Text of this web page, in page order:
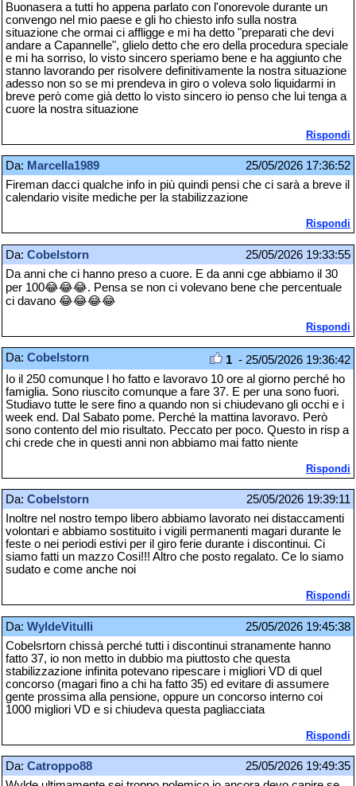
Buonasera a tutti ho appena parlato con l'onorevole durante un
convengo nel mio paese e gli ho chiesto info sulla nostra
situazione che ormai ci affligge e mi ha detto "preparati che devi
andare a Capannelle", glielo detto che ero della procedura speciale
e mi ha sorriso, lo visto sincero speriamo bene e ha aggiunto che
stanno lavorando per risolvere definitivamente la nostra situazione
adesso non so se mi prendeva in giro o voleva solo liquidarmi in
breve però come già detto lo visto sincero io penso che lui tenga a
cuore la nostra situazione
Rispondi
Da: Marcella1989
25/05/2026 17:36:52
Fireman dacci qualche info in più quindi pensi che ci sarà a breve il
calendario visite mediche per la stabilizzazione
Rispondi
Da: Cobelstorn
25/05/2026 19:33:55
Da anni che ci hanno preso a cuore. E da anni cge abbiamo il 30
per 100😂😂😂. Pensa se non ci volevano bene che percentuale
ci davano 😂😂😂😂
Rispondi
Da: Cobelstorn 1 - 25/05/2026 19:36:42
Io il 250 comunque l ho fatto e lavoravo 10 ore al giorno perché ho
famiglia. Sono riuscito comunque a fare 37. E per una sono fuori.
Studiavo tutte le sere fino a quando non si chiudevano gli occhi e i
week end. Dal Sabato pome. Perché la mattina lavoravo. Però
sono contento del mio risultato. Peccato per poco. Questo in risp a
chi crede che in questi anni non abbiamo mai fatto niente
Rispondi
Da: Cobelstorn
25/05/2026 19:39:11
Inoltre nel nostro tempo libero abbiamo lavorato nei distaccamenti
volontari e abbiamo sostituito i vigili permanenti magari durante le
feste o nei periodi estivi per il giro ferie durante i discontinui. Ci
siamo fatti un mazzo Cosi!!! Altro che posto regalato. Ce lo siamo
sudato e come anche noi
Rispondi
Da: WyldeVitulli
25/05/2026 19:45:38
Cobelsrtorn chissà perché tutti i discontinui stranamente hanno
fatto 37, io non metto in dubbio ma piuttosto che questa
stabilizzazione infinita potevano ripescare i migliori VD di quel
concorso (magari fino a chi ha fatto 35) ed evitare di assumere
gente prossima alla pensione, oppure un concorso interno coi
1000 migliori VD e si chiudeva questa pagliacciata
Rispondi
Da: Catroppo88
25/05/2026 19:49:35